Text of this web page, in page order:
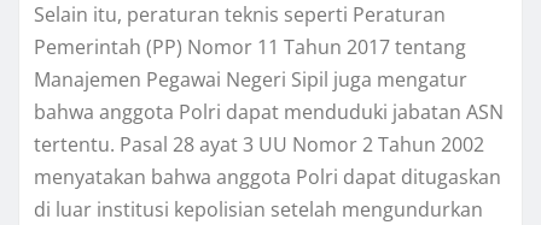
Selain itu, peraturan teknis seperti Peraturan
Pemerintah (PP) Nomor 11 Tahun 2017 tentang
Manajemen Pegawai Negeri Sipil juga mengatur
bahwa anggota Polri dapat menduduki jabatan ASN
tertentu. Pasal 28 ayat 3 UU Nomor 2 Tahun 2002
menyatakan bahwa anggota Polri dapat ditugaskan
di luar institusi kepolisian setelah mengundurkan